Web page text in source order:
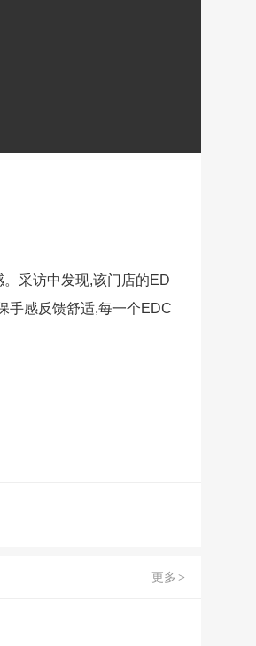
采访中发现,该门店的ED
手感反馈舒适,每一个EDC
更多 >